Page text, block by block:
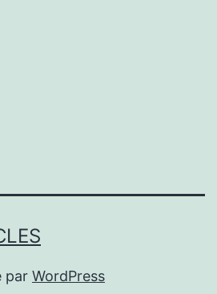
par WordPress